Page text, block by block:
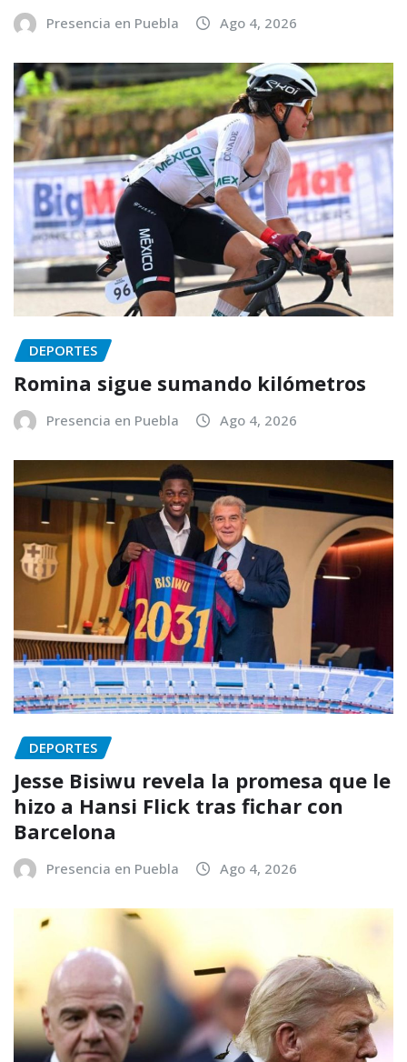
Presencia en Puebla Ago 4, 2026
DEPORTES
Romina sigue sumando kilómetros
Presencia en Puebla Ago 4, 2026
DEPORTES
Jesse Bisiwu revela la promesa que le
hizo a Hansi Flick tras fichar con
Barcelona
Presencia en Puebla Ago 4, 2026